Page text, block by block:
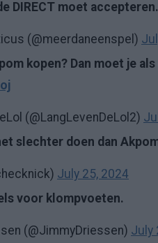
DIRECT moet accepteren.
(@meerdaneenspel)
kopen? Dan moet je
(@LangLevenDeLol2)
slechter doen dan
July 25, 2024
voor klompvoeten.
(@JimmyDriessen) July